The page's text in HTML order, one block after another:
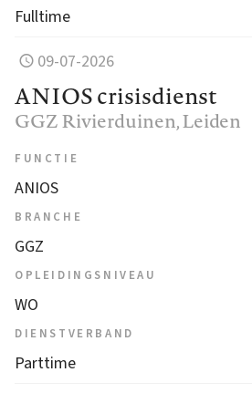
Fulltime
09-07-2026
ANIOS crisisdienst
GGZ Rivierduinen, Leiden
FUNCTIE
ANIOS
BRANCHE
GGZ
OPLEIDINGSNIVEAU
WO
DIENSTVERBAND
Parttime